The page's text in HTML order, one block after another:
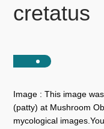
cretatus
Image : This image
(patty) at Mushroom
mycological